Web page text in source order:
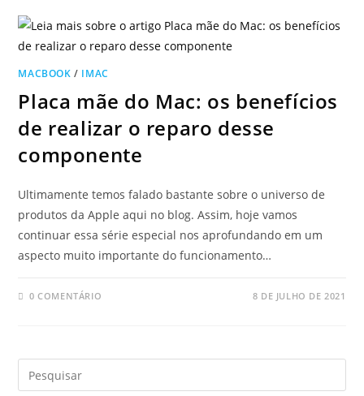
MACBOOK / IMAC
Placa mãe do Mac: os benefícios
de realizar o reparo desse
componente
Ultimamente temos falado bastante sobre o universo de
produtos da Apple aqui no blog. Assim, hoje vamos
continuar essa série especial nos aprofundando em um
aspecto muito importante do funcionamento…
0 COMENTÁRIO 8 DE JULHO DE 2021